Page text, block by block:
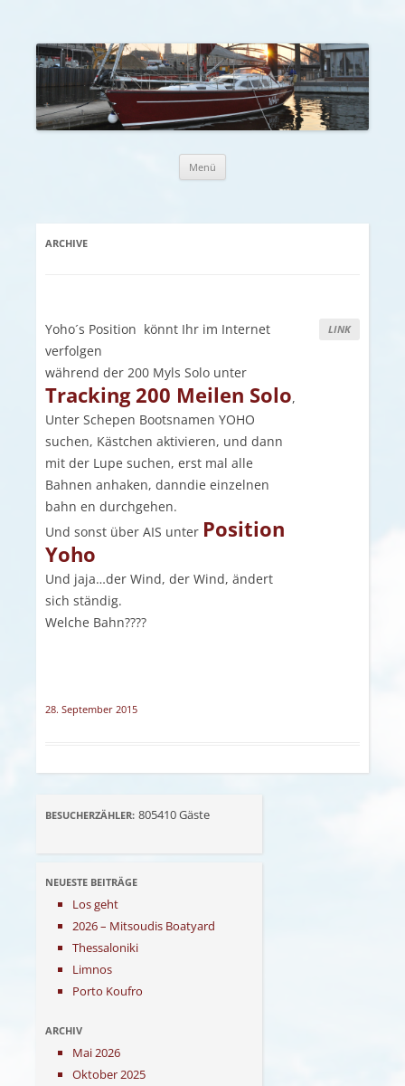
Menü
ARCHIVE
LINK
Yoho´s Position könnt Ihr im Internet
verfolgen
während der 200 Myls Solo unter
Tracking 200 Meilen Solo,
Unter Schepen Bootsnamen YOHO
suchen, Kästchen aktivieren, und dann
mit der Lupe suchen, erst mal alle
Bahnen anhaken, danndie einzelnen
bahn en durchgehen.
Und sonst über AIS unter Position
Yoho
Und jaja…der Wind, der Wind, ändert
sich ständig.
Welche Bahn????
28. September 2015
BESUCHERZÄHLER: 805410Gäste
NEUESTE BEITRÄGE
Los geht
2026 – Mitsoudis Boatyard
Thessaloniki
Limnos
Porto Koufro
ARCHIV
Mai 2026
Oktober 2025